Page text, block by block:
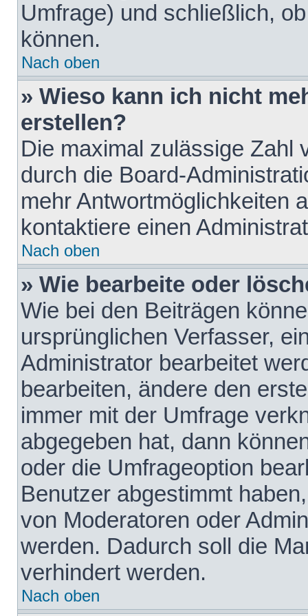
Umfrage) und schließlich,
können.
Nach oben
» Wieso kann ich nicht
erstellen?
Die maximal zulässige Zahl
durch die Board-
mehr Antwortmöglichkeiten
kontaktiere einen
Nach oben
» Wie bearbeite oder
Wie bei den Beiträgen
ursprünglichen Verfasser,
Administrator bearbeitet
bearbeiten, ändere den
immer mit der Umfrage
abgegeben hat, dann
oder die Umfrageoption
Benutzer abgestimmt
von Moderatoren oder
werden. Dadurch soll die
verhindert werden.
Nach oben